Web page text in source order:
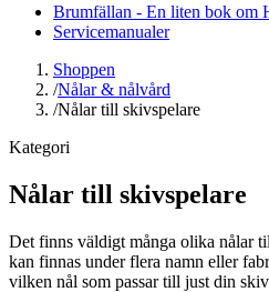
Brumfällan - En liten bok om
Servicemanualer
Shoppen
/Nålar & nålvård
/Nålar till skivspelare
Kategori
Nålar till skivspelare
Det finns väldigt många olika nålar
kan finnas under flera namn eller
vilken nål som passar till just din